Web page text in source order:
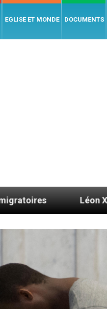
EGLISE ET MONDE DOCUMENTS
Léon XIV en France :